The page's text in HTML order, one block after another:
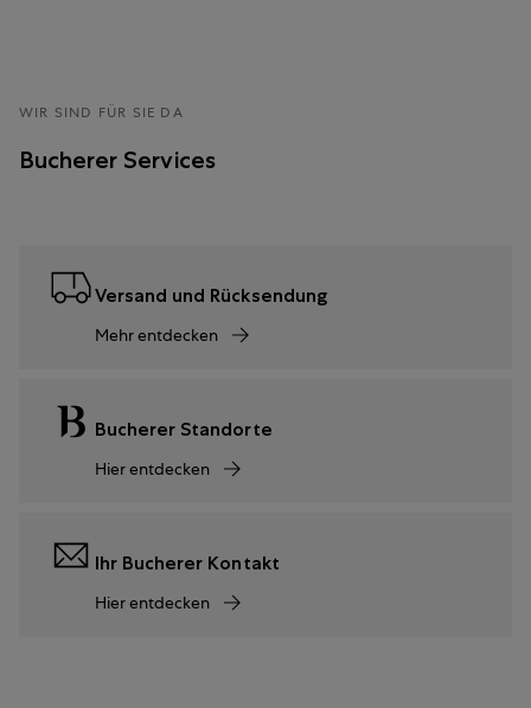
WIR SIND FÜR SIE DA
Bucherer Services
Versand und Rücksendung
Mehr entdecken
Bucherer Standorte
Hier entdecken
Ihr Bucherer Kontakt
Hier entdecken